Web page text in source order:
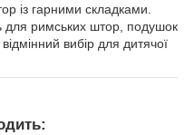
із гарними складками.
для римських штор, подушок
вибір для дитячої